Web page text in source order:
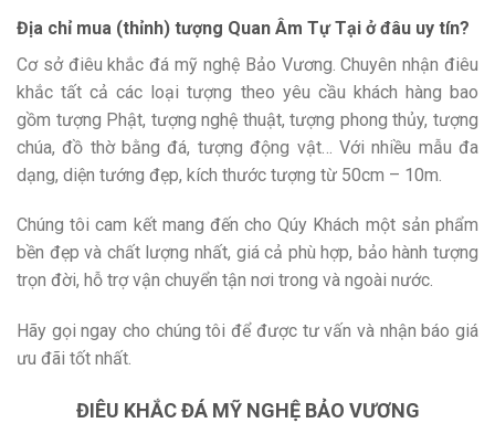
Địa chỉ mua (thỉnh) tượng Quan Âm Tự Tại ở đâu uy tín?
Cơ sở điêu khắc đá mỹ nghệ Bảo Vương. Chuyên nhận điêu
khắc tất cả các loại tượng theo yêu cầu khách hàng bao
gồm tượng Phật, tượng nghệ thuật, tượng phong thủy, tượng
chúa, đồ thờ bằng đá, tượng động vật… Với nhiều mẫu đa
dạng, diện tướng đẹp, kích thước tượng từ 50cm – 10m.
Chúng tôi cam kết mang đến cho Qúy Khách một sản phẩm
bền đẹp và chất lượng nhất, giá cả phù hợp, bảo hành tượng
trọn đời, hỗ trợ vận chuyển tận nơi trong và ngoài nước.
Hãy gọi ngay cho chúng tôi để được tư vấn và nhận báo giá
ưu đãi tốt nhất.
ĐIÊU KHẮC ĐÁ MỸ NGHỆ BẢO VƯƠNG